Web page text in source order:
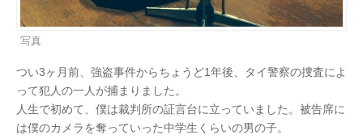
写真
つい3ヶ月前、強盗事件からちょうど1年後、タイ警察の捜査によ
って犯人の一人が捕まりました。
人生で初めて、僕は裁判所の証言台に立っていました。被告席に
は僕のカメラを奪っていった中学生くらいの男の子。